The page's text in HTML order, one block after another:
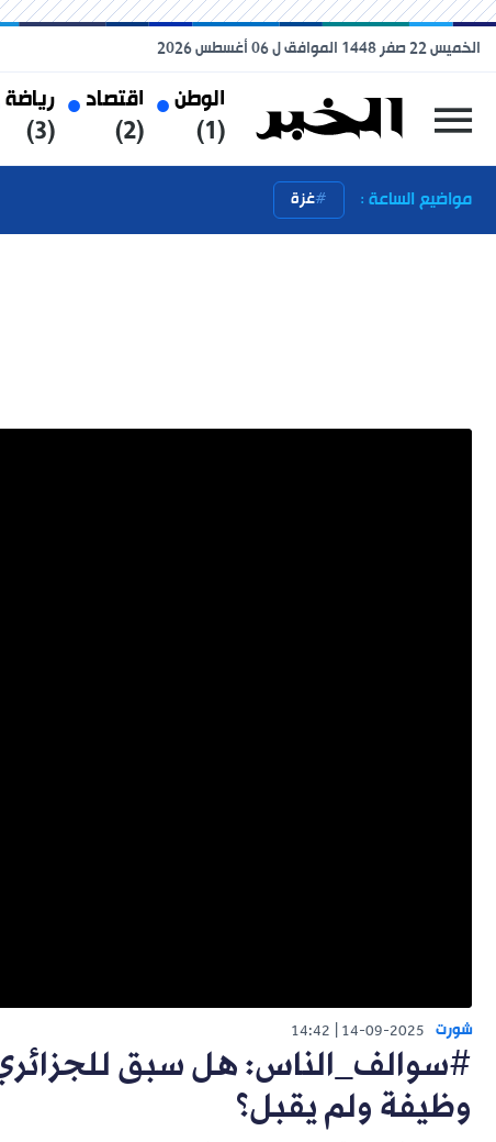
الوطن
(1)
اقتصاد
(2)
رياضة
(3)
الخميس 22 صفر 1448 الموافق ل 06 أغسطس 2026
مواضيع الساعة : غزة
شورت 14-09-2025
14:42
#سوالف_الناس: هل سبق
وظيفة ولم يقبل؟